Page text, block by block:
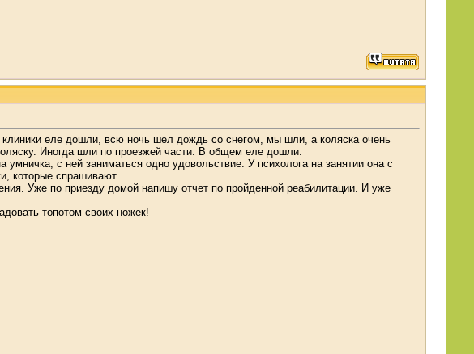
еле дошли, всю ночь шел дождь со снегом, мы шли, а коляска очень
Иногда шли по проезжей части. В общем еле дошли.
с ней заниматься одно удовольствие. У психолога на занятии она с
которые спрашивают.
Уже по приезду домой напишу отчет по пройденной реабилитации. И уже
топотом своих ножек!